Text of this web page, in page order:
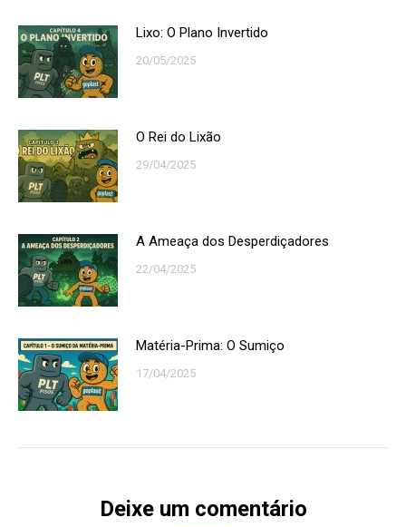
Lixo: O Plano Invertido
20/05/2025
O Rei do Lixão
29/04/2025
A Ameaça dos Desperdiçadores
22/04/2025
Matéria-Prima: O Sumiço
17/04/2025
Deixe um comentário